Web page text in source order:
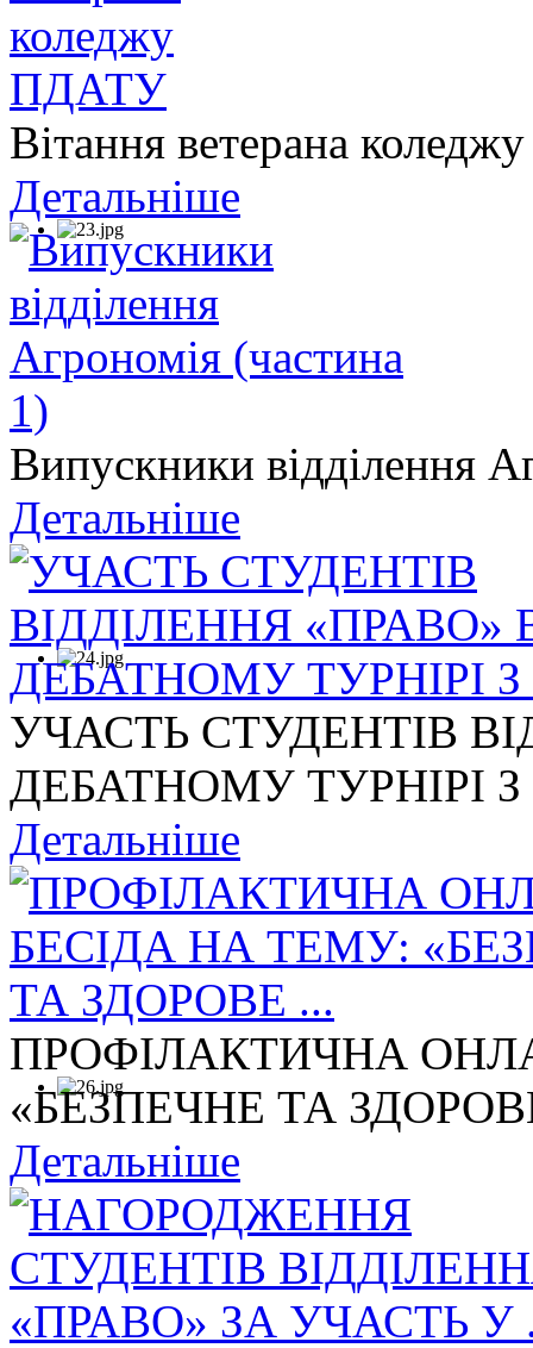
Вітання ветерана
Детальніше
Випускники відділення
Детальніше
УЧАСТЬ СТУДЕНТІВ
ДЕБАТНОМУ ТУРНІРІ З
Детальніше
ПРОФІЛАКТИЧНА
«БЕЗПЕЧНЕ ТА
Детальніше